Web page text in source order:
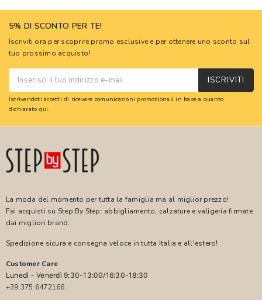
5% DI SCONTO PER TE!
Iscriviti ora per scoprire promo esclusive e per ottenere uno sconto sul
tuo prossimo acquisto!
ISCRIVITI
Iscrivendoti accetti di ricevere comunicazioni promozionali in base a quanto
dichiarato qui.
La moda del momento per tutta la famiglia ma al miglior prezzo!
Fai acquisti su Step By Step: abbigliamento, calzature e valigeria firmate
dai migliori brand.
Spedizione sicura e consegna veloce in tutta Italia e all'estero!
Customer Care
Lunedì - Venerdì 9:30-13:00/16:30-18:30
+39 375 6472166